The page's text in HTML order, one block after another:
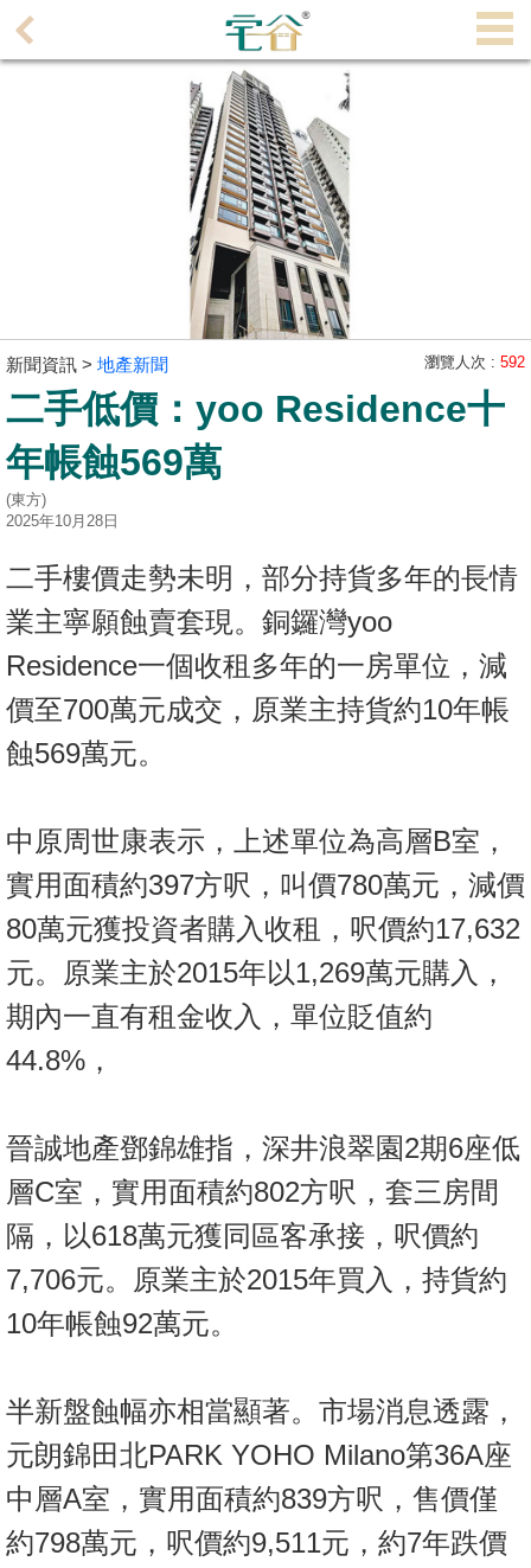
理
主
放
盤
宅
谷
揭
地
產
博
客
新
聞
數
據
公
佈
手
冊
關
我
們
新聞資訊 > 地產新聞 瀏覽人次 : 592
二手低價：yoo Residence十
年帳蝕569萬
(東方)
2025年10月28日
二手樓價走勢未明，部分持貨多年的長情
業主寧願蝕賣套現。銅鑼灣yoo
Residence一個收租多年的一房單位，減
價至700萬元成交，原業主持貨約10年帳
蝕569萬元。
中原周世康表示，上述單位為高層B室，
實用面積約397方呎，叫價780萬元，減價
80萬元獲投資者購入收租，呎價約17,632
元。原業主於2015年以1,269萬元購入，
期內一直有租金收入，單位貶值約
44.8%，
晉誠地產鄧錦雄指，深井浪翠園2期6座低
層C室，實用面積約802方呎，套三房間
隔，以618萬元獲同區客承接，呎價約
7,706元。原業主於2015年買入，持貨約
10年帳蝕92萬元。
半新盤蝕幅亦相當顯著。市場消息透露，
元朗錦田北PARK YOHO Milano第36A座
中層A室，實用面積約839方呎，售價僅
約798萬元，呎價約9,511元，約7年跌價